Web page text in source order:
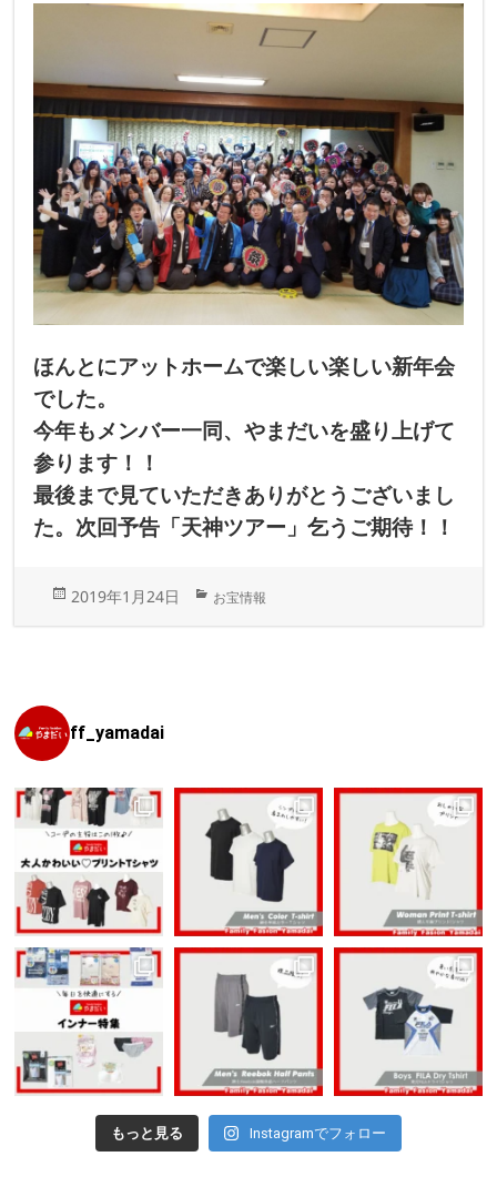
ほんとにアットホームで楽しい楽しい新年会
でした。
今年もメンバー一同、やまだいを盛り上げて
参ります！！
最後まで見ていただきありがとうございまし
た。次回予告「天神ツアー」乞うご期待！！
投
日:
2019年1月24日
カ
ゴ
お宝情報
ff_yamadai
もっと見る Instagramでフォロー